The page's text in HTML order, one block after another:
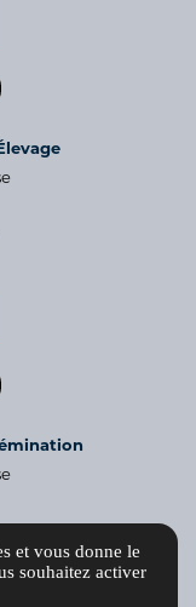
et vous donne le
souhaitez activer